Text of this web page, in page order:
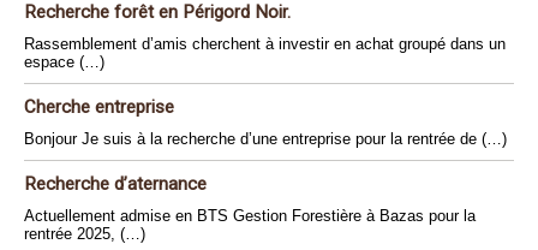
Recherche forêt en Périgord Noir.
Rassemblement d’amis cherchent à investir en achat groupé dans un
espace (…)
Cherche entreprise
Bonjour Je suis à la recherche d’une entreprise pour la rentrée de (…)
Recherche d’aternance
Actuellement admise en BTS Gestion Forestière à Bazas pour la
rentrée 2025, (…)